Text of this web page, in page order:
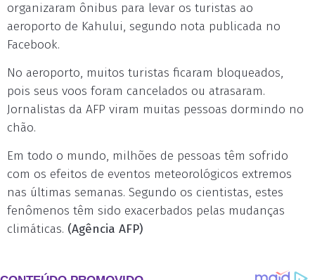
organizaram ônibus para levar os turistas ao
aeroporto de Kahului, segundo nota publicada no
Facebook.
No aeroporto, muitos turistas ficaram bloqueados,
pois seus voos foram cancelados ou atrasaram.
Jornalistas da AFP viram muitas pessoas dormindo no
chão.
Em todo o mundo, milhões de pessoas têm sofrido
com os efeitos de eventos meteorológicos extremos
nas últimas semanas. Segundo os cientistas, estes
fenômenos têm sido exacerbados pelas mudanças
climáticas. (Agência AFP)